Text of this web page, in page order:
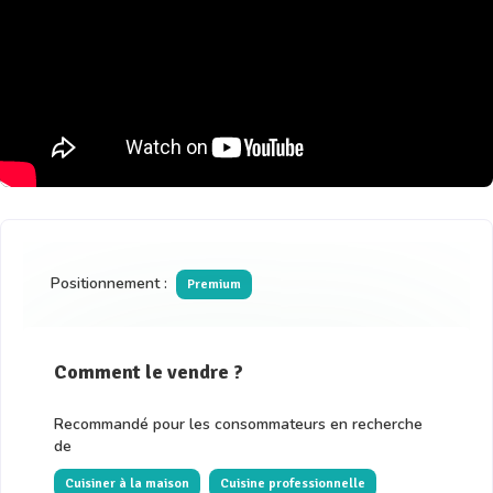
Positionnement : Premium
Comment le vendre ?
Recommandé pour les consommateurs en recherche
de
Cuisiner à la maison Cuisine professionnelle